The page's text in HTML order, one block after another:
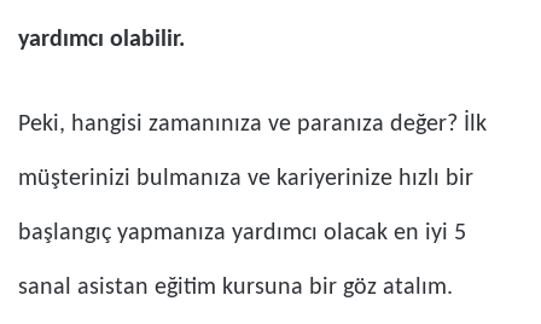
yardımcı olabilir.
Peki, hangisi zamanınıza ve paranıza değer? İlk
müşterinizi bulmanıza ve kariyerinize hızlı bir
başlangıç ​​yapmanıza yardımcı olacak en iyi 5
sanal asistan eğitim kursuna bir göz atalım.